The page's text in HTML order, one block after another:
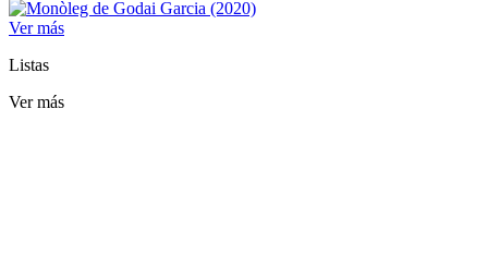
Ver más
Listas
Ver más